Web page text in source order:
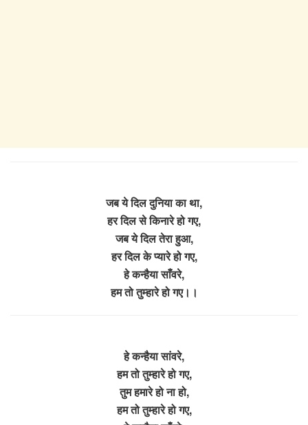
जब ये दिल दुनिया का था,
हर दिल से किनारे हो गए,
जब ये दिल तेरा हुआ,
हर दिल के प्यारे हो गए,
हे कन्हैया साँवरे,
हम तो तुम्हारे हो गए।।
हे कन्हैया सांवरे,
हम तो तुम्हारे हो गए,
तुम हमारे हो ना हो,
हम तो तुम्हारे हो गए,